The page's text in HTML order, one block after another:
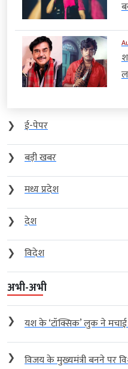
❯
ई-पेपर
❯
बड़ी खबर
❯
मध्य प्रदेश
❯
देश
❯
विदेश
अभी-अभी
❯ यश के ‘टॉक्सिक’ लुक ने
❯ विजय के मुख्यमंत्री बनने पर